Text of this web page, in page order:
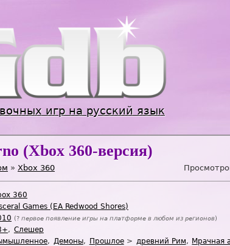
игр на русский язык
(Xbox 360-версия)
» Xbox 360
360
Games (EA Redwood Shores)
(? первое появление игры на платформе в любом из регионов)
Слешер
Демоны Прошлое древний Рим
Мрачная